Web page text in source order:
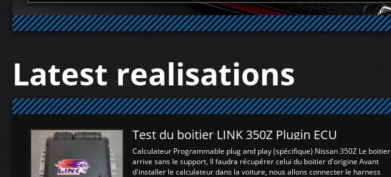
Latest realisations
Test du boitier LINK 350Z Plugin ECU
Calculateur Programmable plug and play (spécifique) Nissan 350Z Le boitier
arrive sans le support, Il faudra récupérer celui du boitier d'origine Avant
d'installer le calculateur dans la voiture, nous allons connecter le harness